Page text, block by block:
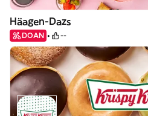
Häagen-Dazs
DOAN --